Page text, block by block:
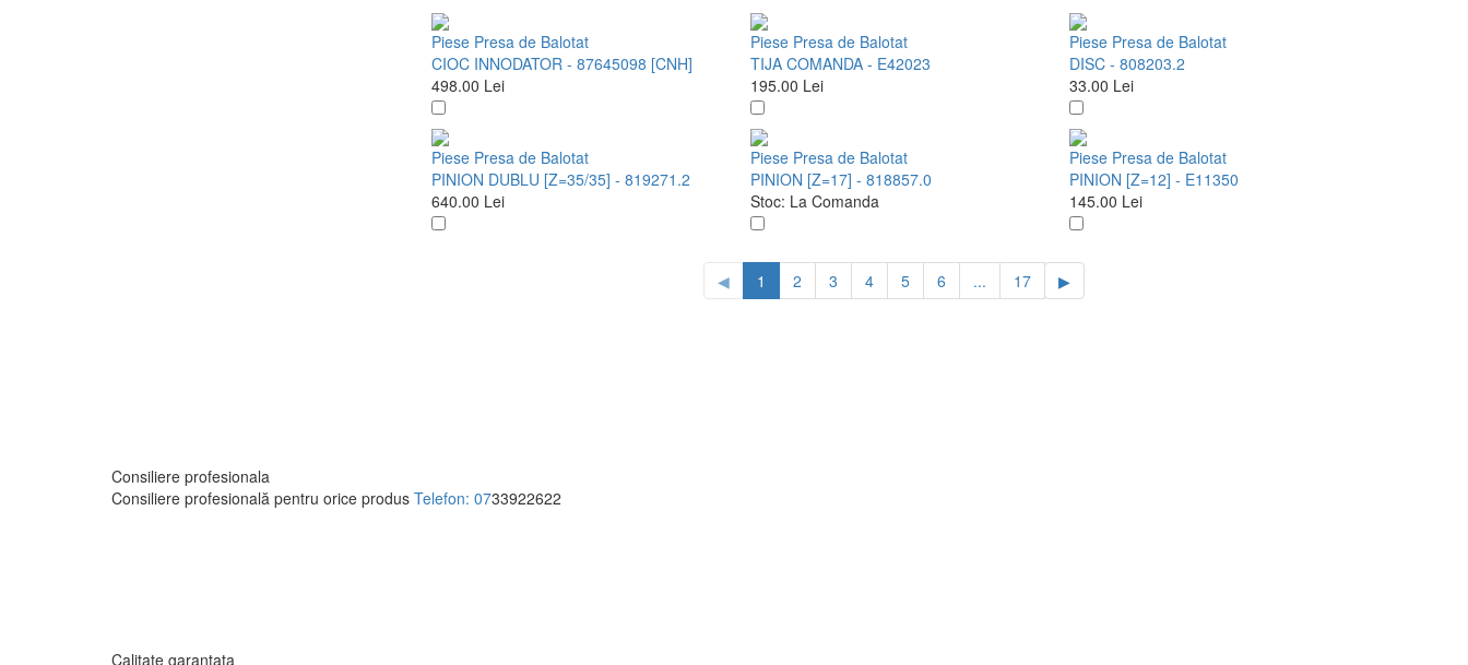
Piese Presa de Balotat
CIOC INNODATOR - 87645098 [CNH]
498.00 Lei
Piese Presa de Balotat
TIJA COMANDA - E42023
195.00 Lei
Piese Presa de Balotat
DISC - 808203.2
33.00 Lei
Piese Presa de Balotat
PINION DUBLU [Z=35/35] - 819271.2
640.00 Lei
Piese Presa de Balotat
PINION [Z=17] - 818857.0
Stoc: La Comanda
Piese Presa de Balotat
PINION [Z=12] - E11350
145.00 Lei
◀ 1 2 3 4 5 6 ... 17 ▶
Consiliere profesionala
Consiliere profesională pentru orice produs Telefon: 0733922622
Calitate garantata